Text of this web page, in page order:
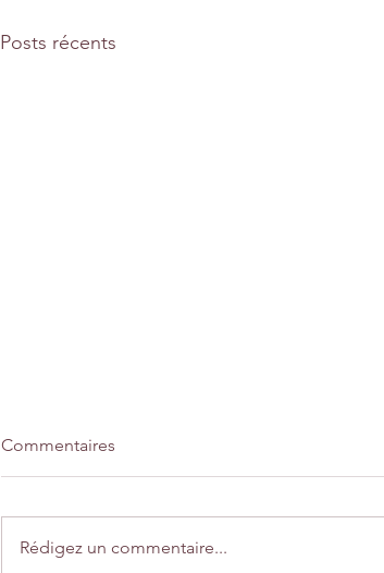
Posts récents
Commentaires
Rédigez un commentaire...